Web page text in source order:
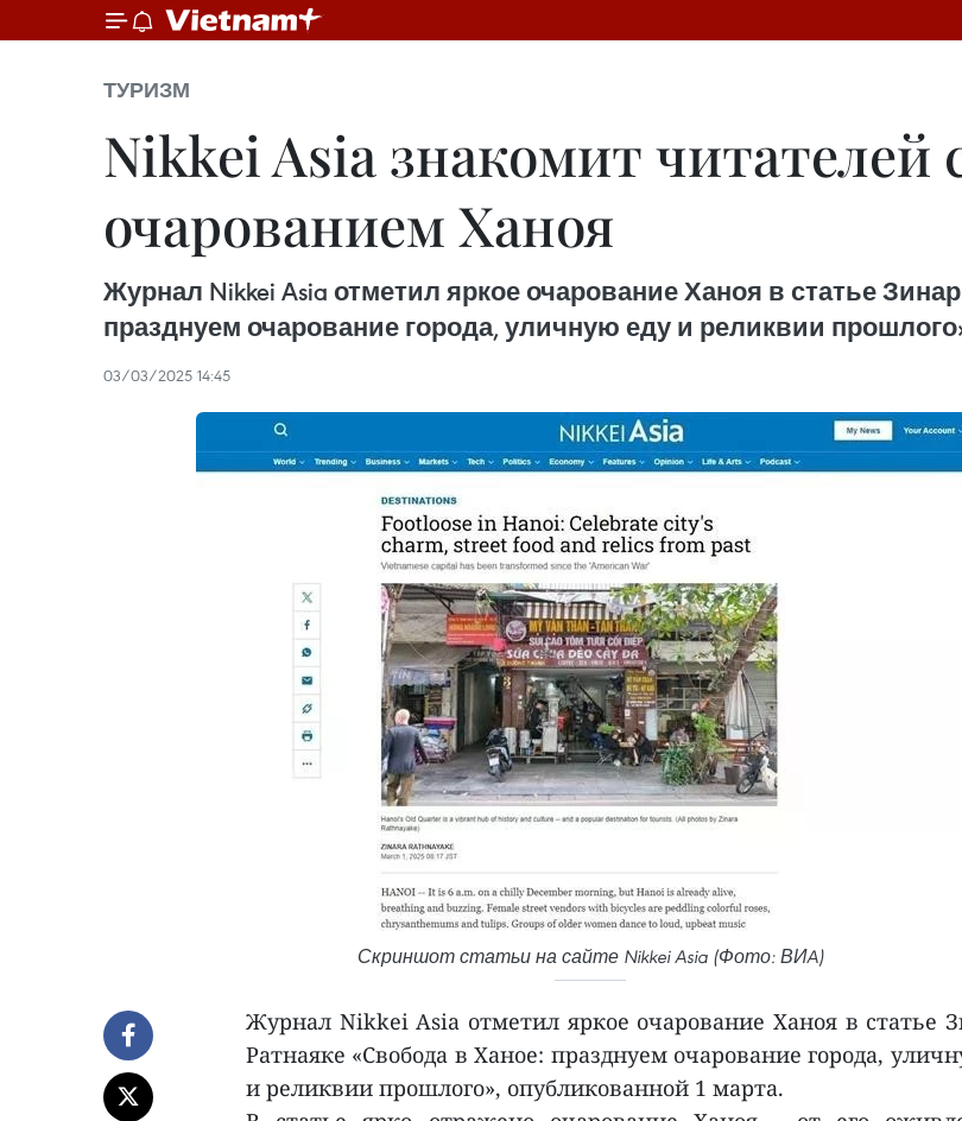
ТУРИЗМ
Nikkei Asia знакомит читателей
очарованием Ханоя
Журнал Nikkei Asia отметил яркое очарование Ханоя в статье
празднуем очарование города, уличную еду и реликвии
03/03/2025 14:45
Скриншот статьи на сайте Nikkei Asia (Фото: ВИA)
Журнал Nikkei Asia отметил яркое очарование Ханоя в статье
Ратнаяке «Свобода в Ханое: празднуем очарование города,
и реликвии прошлого», опубликованной 1 марта.